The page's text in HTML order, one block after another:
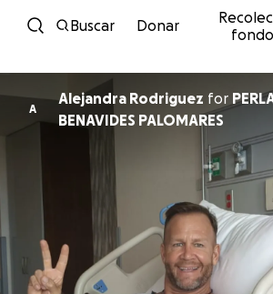
Ir directamente al
Buscar Donar
A
Alejandra Rodriguez for
BENAVIDES PALOMARES